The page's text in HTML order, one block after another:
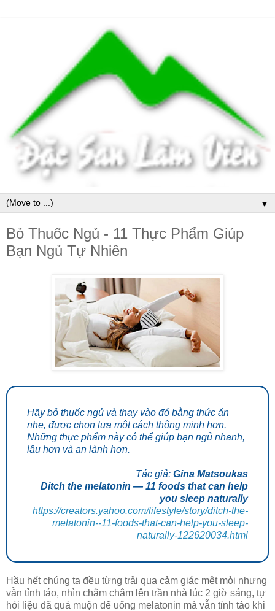
▼
Bỏ Thuốc Ngủ - 11 Thực Phẩm Giúp
Bạn Ngủ Tự Nhiên
Hãy bỏ thuốc ngủ và thay vào đó bằng thức ăn
nhẹ, được chọn lựa một cách thông minh hơn.
Những thực phẩm này có thể giúp bạn ngủ nhanh,
lâu hơn và an lành hơn.
Tác giả: Gina Matsoukas
Ditch the melatonin — 11 foods that can help
you sleep naturally
https://creators.yahoo.com/lifestyle/story/ditch-the-
melatonin--11-foods-that-can-help-you-sleep-
naturally-122620034.html
Hầu hết chúng ta đều từng trải qua cảm giác mệt mỏi nhưng
vẫn tỉnh táo, nhìn chằm chằm lên trần nhà lúc 2 giờ sáng, tự
hỏi liệu đã quá muộn để uống melatonin mà vẫn tỉnh táo khi